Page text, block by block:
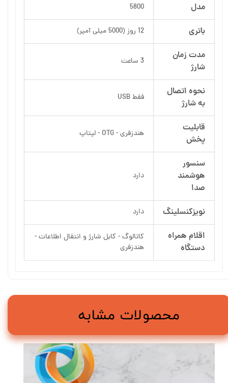
مدل 5800
باتری 12 روز (5000 میلی آمپر)
مدت زمان
شارژ
3 ساعت
نحوه اتصال
به شارژ
فقط USB
قابلیت
پخش
هندزفری - OTG - لپتاپ
سنسور
هوشمند
صدا
دارد
نویزکنسلینگ دارد
اقلام همراه
دستگاه
کاتالوگ - کابل شارژ و انتقال اطلاعات -
هندزفری
محصولات مشابه